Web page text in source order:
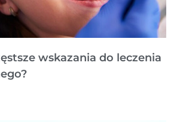
wskazania do leczenia